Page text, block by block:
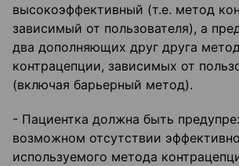
высокоэффективный (т.е. метод
зависимый от пользователя), а
два дополняющих друг друга
контрацепции, зависимых от
(включая барьерный метод).
- Пациентка должна быть
возможном отсутствии
используемого метода